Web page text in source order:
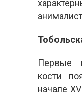
Первые
кости
начале